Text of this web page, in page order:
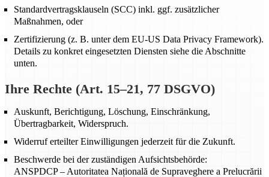
Standardvertragsklauseln (SCC) inkl. ggf. zusätzlicher
Maßnahmen, oder
Zertifizierung (z. B. unter dem EU-US Data Privacy Framework).
Details zu konkret eingesetzten Diensten siehe die Abschnitte
unten.
Ihre Rechte (Art. 15–21, 77 DSGVO)
Auskunft, Berichtigung, Löschung, Einschränkung,
Übertragbarkeit, Widerspruch.
Widerruf erteilter Einwilligungen jederzeit für die Zukunft.
Beschwerde bei der zuständigen Aufsichtsbehörde:
ANSPDCP – Autoritatea Națională de Supraveghere a Prelucrării